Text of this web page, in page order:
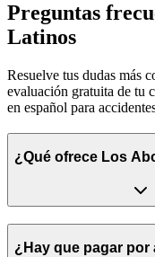
Preguntas
Latinos
Resuelve tus dudas más
evaluación gratuita de tu
en español para
¿Qué ofrece Los
¿Hay que pagar por